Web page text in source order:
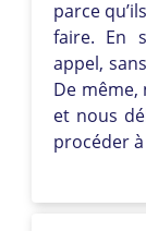
parce
faire. En
appel,
De
et nous
procéder